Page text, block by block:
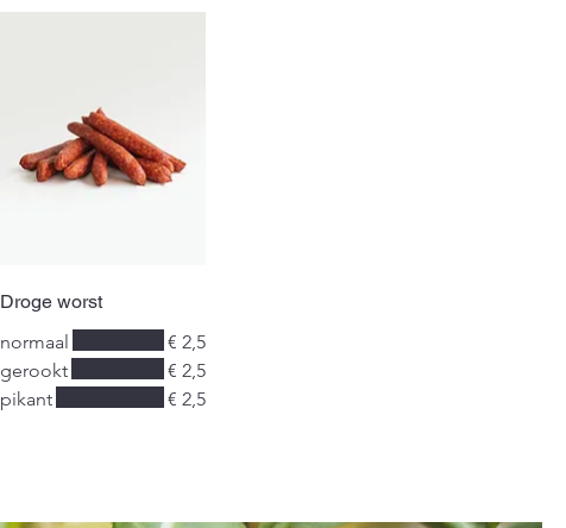
Droge worst
normaal
€ 2,5
gerookt
€ 2,5
pikant
€ 2,5